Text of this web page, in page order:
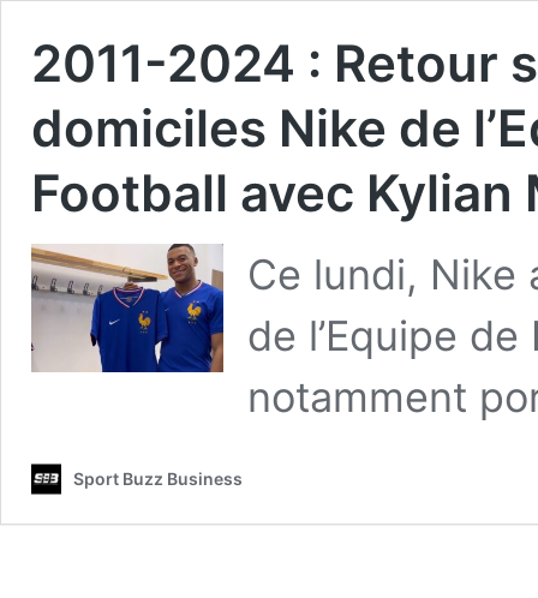
2011-2024 : Retour
domiciles Nike de
Football avec Kylian
Ce lundi, Nike
de l’Equipe
notamment
Sport Buzz Business